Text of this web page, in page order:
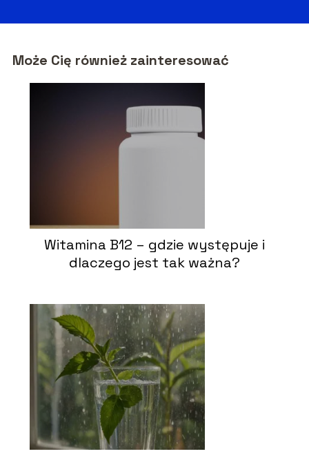
Może Cię również zainteresować
Witamina B12 – gdzie występuje i
dlaczego jest tak ważna?